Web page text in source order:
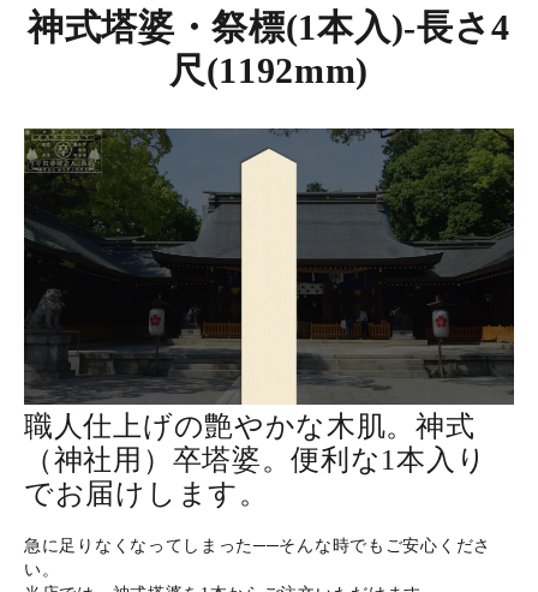
ようこそ ゲスト 様
ログイン 会員登録
商品から探す
特集
神式塔婆・祭標(1本入)-長さ4
尺(1192mm)
職人仕上げの艶やかな木肌。神式
（神社用）卒塔婆。便利な1本入り
でお届けします。
急に足りなくなってしまった──そんな時でもご安心くださ
い。